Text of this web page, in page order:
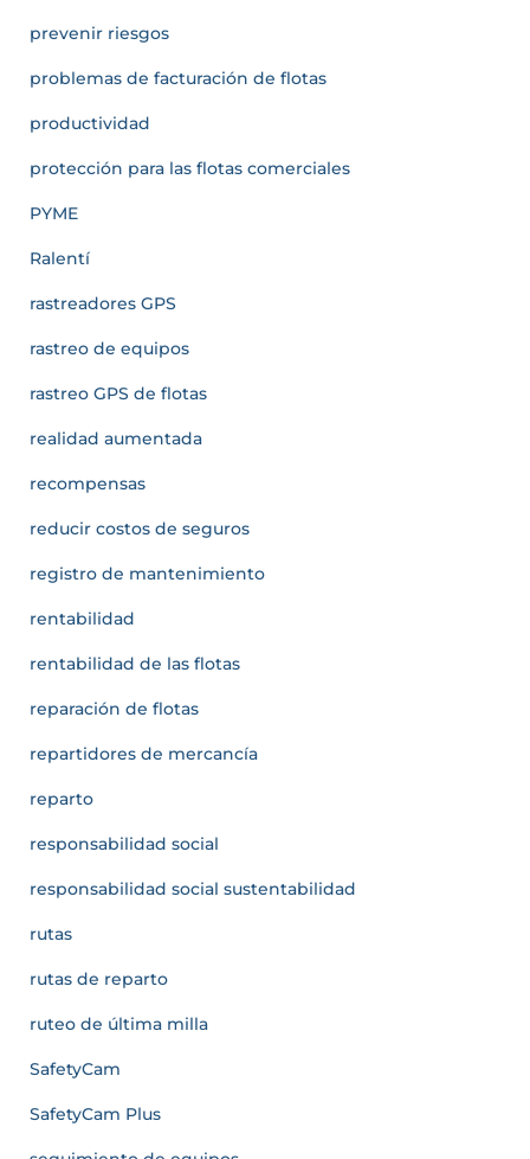
prevenir riesgos
problemas de facturación de flotas
productividad
protección para las flotas comerciales
PYME
Ralentí
rastreadores GPS
rastreo de equipos
rastreo GPS de flotas
realidad aumentada
recompensas
reducir costos de seguros
registro de mantenimiento
rentabilidad
rentabilidad de las flotas
reparación de flotas
repartidores de mercancía
reparto
responsabilidad social
responsabilidad social sustentabilidad
rutas
rutas de reparto
ruteo de última milla
SafetyCam
SafetyCam Plus